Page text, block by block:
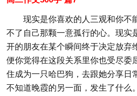
现实是你喜欢的人三观和你不
不了自己那颗一意孤行的心。现实
开的朋友在某个瞬间终于决定放弃
便你觉得在这段关系里你也受尽委
住成为一只哈巴狗，去跟她分享日
不知道晚霞的另一面，发生了什么。